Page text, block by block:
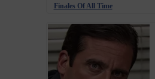
Finales Of All Time